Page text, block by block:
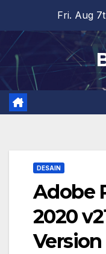
content
Fri. Aug
DESAIN
Adobe
2020
Version